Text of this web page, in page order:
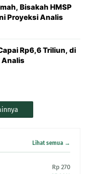
Bisakah HMSP
Proyeksi Analis
Rp6,6 Triliun, di
Analis
Lihat semua →
Rp 270